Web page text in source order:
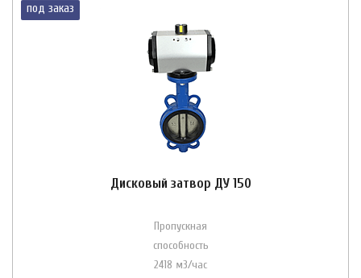
под заказ
Дисковый затвор ДУ 150
Пропускная
способность
2418 м3/час